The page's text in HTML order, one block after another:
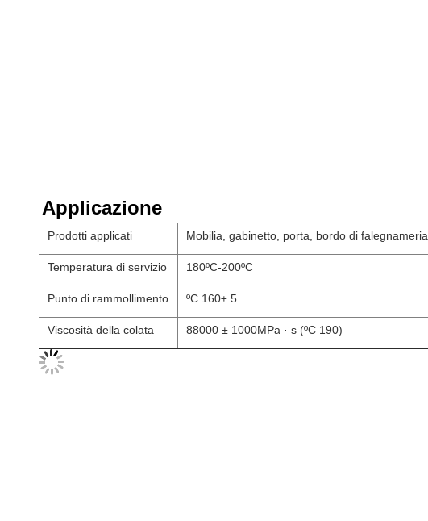
Applicazione
Prodotti applicati Mobilia, gabinetto, porta, bordo di falegnameria
Temperatura di servizio 180ºC-200ºC
Punto di rammollimento ºC 160± 5
Viscosità della colata 88000 ± 1000MPa · s (ºC 190)